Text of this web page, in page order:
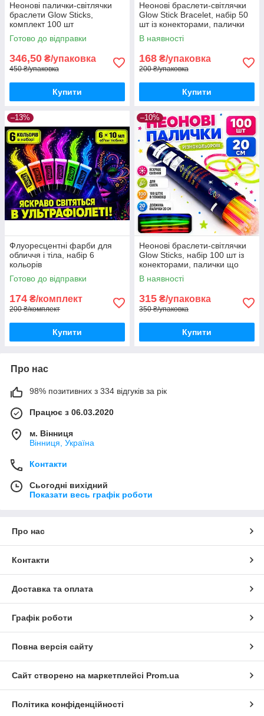
Неонові палички-світлячки
браслети Glow Sticks,
комплект 100 шт
Готово до відправки
346,50 ₴/упаковка
450 ₴/упаковка
Купити
Неонові браслети-світлячки
Glow Stick Bracelet, набір 50
шт із конекторами, палички
що світяться для вечірок
В наявності
168 ₴/упаковка
200 ₴/упаковка
Купити
–13%
Флуоресцентні фарби для
обличчя і тіла, набір 6
кольорів
Готово до відправки
174 ₴/комплект
200 ₴/комплект
Купити
–10%
Неонові браслети-світлячки
Glow Sticks, набір 100 шт із
конекторами, палички що
світяться для вечірок та свят
В наявності
315 ₴/упаковка
350 ₴/упаковка
Купити
Про нас
98% позитивних з 334 відгуків за рік
Працює з 06.03.2020
м. Вінниця
Вінниця, Україна
Контакти
Сьогодні вихідний
Показати весь графік роботи
Про нас
Контакти
Доставка та оплата
Графік роботи
Повна версія сайту
Сайт створено на маркетплейсі Prom.ua
Політика конфіденційності